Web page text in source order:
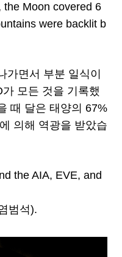
the Moon covered 6
were backlit b
가면서 부분 일식이
모든 것을 기록했
때 달은 태양의 67%
의해 역광을 받았습
the AIA, EVE, and
범석).